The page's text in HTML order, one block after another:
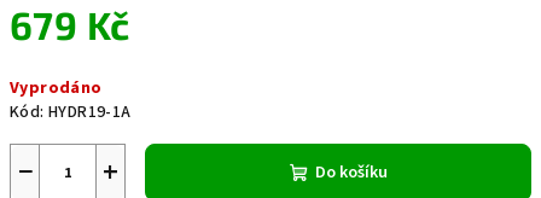
679 Kč
cena:
Vyprodáno
Kód: HYDR19-1A
+
− Do košíku